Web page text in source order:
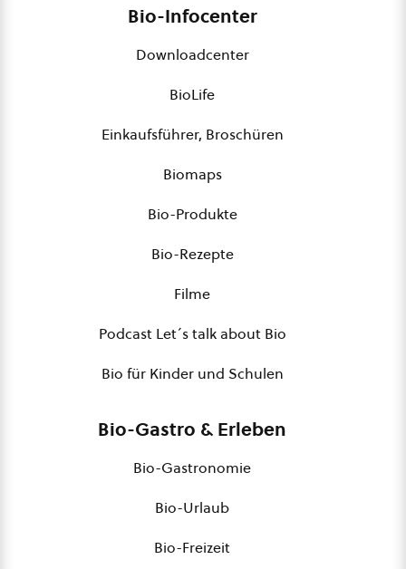
Bio-Infocenter
Downloadcenter
BioLife
Einkaufsführer, Broschüren
Biomaps
Bio-Produkte
Bio-Rezepte
Filme
Podcast Let´s talk about Bio
Bio für Kinder und Schulen
Bio-Gastro & Erleben
Bio-Gastronomie
Bio-Urlaub
Bio-Freizeit